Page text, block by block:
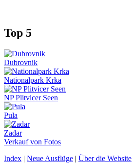
Top 5
Dubrovnik
Nationalpark Krka
NP Plitvicer Seen
Pula
Zadar
Verkauf von Fotos
Index | Neue Ausflüge | Über die Website